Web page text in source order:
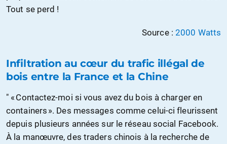
Tout se perd !
Source : 2000 Watts
Infiltration au cœur du trafic illégal de
bois entre la France et la Chine
" « Contactez-moi si vous avez du bois à charger en
containers ». Des messages comme celui-ci fleurissent
depuis plusieurs années sur le réseau social Facebook.
À la manœuvre, des traders chinois à la recherche de